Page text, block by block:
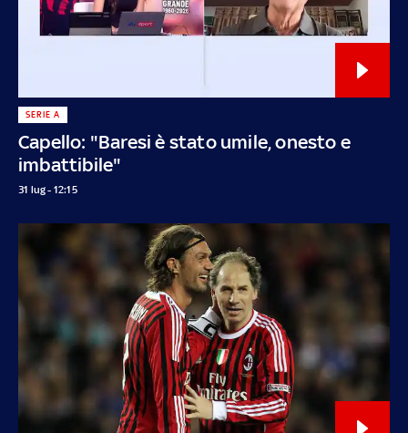
Capello: "Baresi è stato umile, onesto e
imbattibile"
SERIE A
31 lug - 12:15